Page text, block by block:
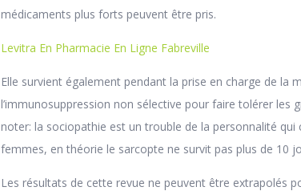
médicaments plus forts peuvent être pris.
Levitra En Pharmacie En Ligne Fabreville
Elle survient également pendant la prise en charge de la
l’immunosuppression non sélective pour faire tolérer les
noter: la sociopathie est un trouble de la personnalité qui
femmes, en théorie le sarcopte ne survit pas plus de 10
Les résultats de cette revue ne peuvent être extrapolés